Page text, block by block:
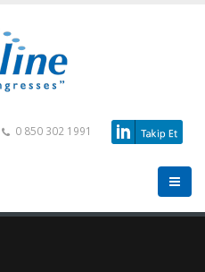
0 850 302 1991